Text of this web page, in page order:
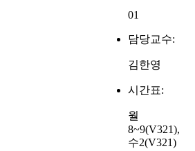
01
담당교수:
김한영
시간표:
월
8~9(V321),
수2(V321)